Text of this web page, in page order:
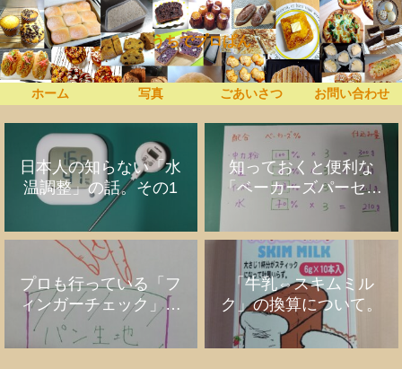
うちでプロぱん
ホーム 写真 ごあいさつ お問い合わせ
日本人の知らない「水
温調整」の話。その1
知っておくと便利な
「ベーカーズパーセン
ト」の話
プロも行っている「フ
ィンガーチェック」の
話。
「牛乳⇔スキムミル
ク」の換算について。